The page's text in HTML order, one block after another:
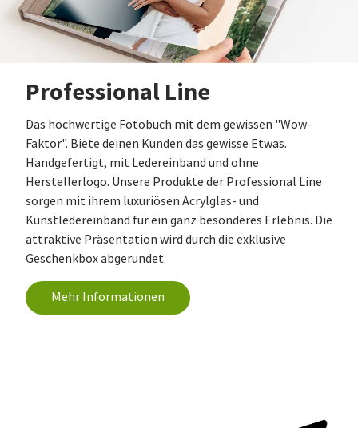
Professional Line
Das hochwertige Fotobuch mit dem gewissen "Wow-
Faktor". Biete deinen Kunden das gewisse Etwas.
Handgefertigt, mit Ledereinband und ohne
Herstellerlogo. Unsere Produkte der Professional Line
sorgen mit ihrem luxuriösen Acrylglas- und
Kunstledereinband für ein ganz besonderes Erlebnis. Die
attraktive Präsentation wird durch die exklusive
Geschenkbox abgerundet.
Mehr Informationen